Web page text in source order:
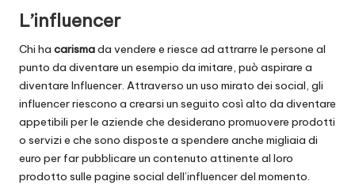
L’influencer
Chi ha carismada vendere e riesce ad attrarre le persone al
punto da diventare un esempio da imitare, può aspirare a
diventare Influencer. Attraverso un uso mirato dei social, gli
influencer riescono a crearsi un seguito così alto da diventare
appetibili per le aziende che desiderano promuovere prodotti
o servizi e che sono disposte a spendere anche migliaia di
euro per far pubblicare un contenuto attinente al loro
prodotto sulle pagine social dell’influencer del momento.